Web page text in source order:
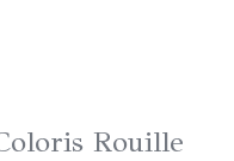
Rouille